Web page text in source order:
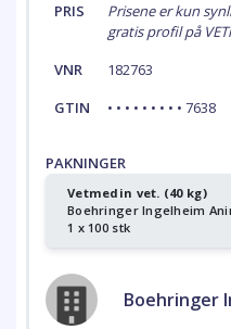
PRIS
Prisene er kun
gratis profil på
VNR
182763
GTIN
• • • • • • • • • 7638
PAKNINGER
Vetmedin vet. (40 kg)
Boehringer Ingelheim
1 x 100 stk
Boehringer